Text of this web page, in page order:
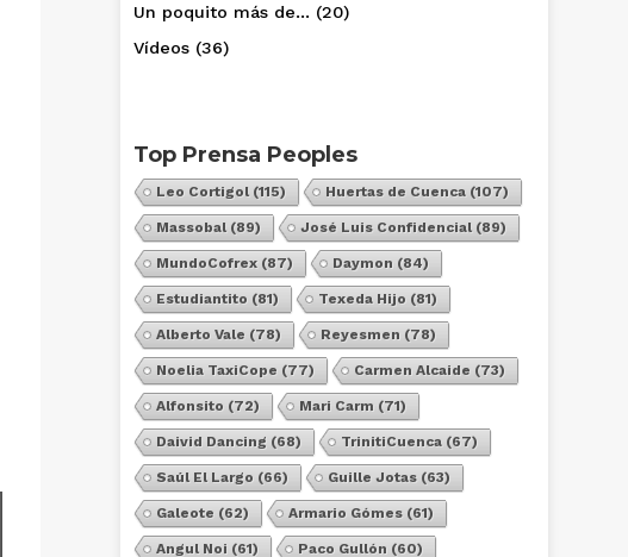
Un poquito más de… (20)
Vídeos (36)
Top Prensa Peoples
Leo Cortigol (115) Huertas de Cuenca (107)
Massobal (89) José Luis Confidencial (89)
MundoCofrex (87) Daymon (84)
Estudiantito (81) Texeda Hijo (81)
Alberto Vale (78) Reyesmen (78)
Noelia TaxiCope (77) Carmen Alcaide (73)
Alfonsito (72) Mari Carm (71)
Daivid Dancing (68) TrinitiCuenca (67)
Saúl El Largo (66) Guille Jotas (63)
Galeote (62) Armario Gómes (61)
Angul Noi (61) Paco Gullón (60)